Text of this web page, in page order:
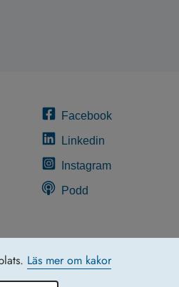
Läs mer om kakor
Facebook
Linkedin
Instagram
Podd